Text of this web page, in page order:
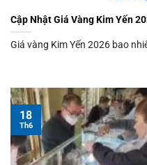
Cập Nhật Giá Vàng Kim Yến
Giá vàng Kim Yến 2026 bao
18
Th6